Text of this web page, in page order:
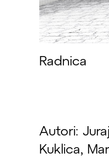
Radnica
Autori:
Kuklica,